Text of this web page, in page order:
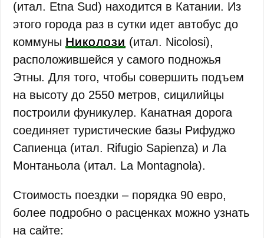
(итал. Etna Sud) находится в Катании. Из
этого города раз в сутки идет автобус до
коммуны Николози (итал. Nicolosi),
расположившейся у самого подножья
Этны. Для того, чтобы совершить подъем
на высоту до 2550 метров, сицилийцы
построили фуникулер. Канатная дорога
соединяет туристические базы Рифуджо
Сапиенца (итал. Rifugio Sapienza) и Ла
Монтаньола (итал. La Montagnola).
Стоимость поездки – порядка 90 евро,
более подробно о расценках можно узнать
на сайте: